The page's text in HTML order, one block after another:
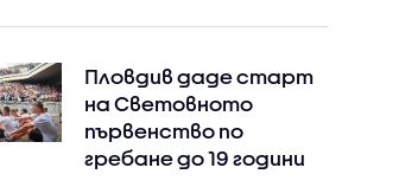
Пловдив даде старт
на Световното
първенство по
гребане до 19 години